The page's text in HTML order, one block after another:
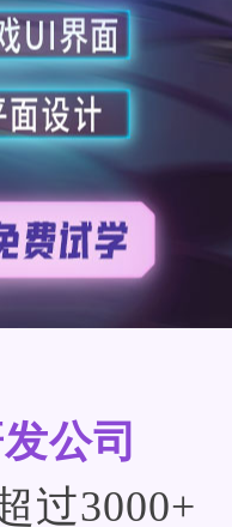
公司
过3000+